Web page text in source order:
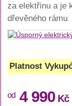
za elektřinu a je
dřevěného rámu
Platnost
od 4 990 Kč